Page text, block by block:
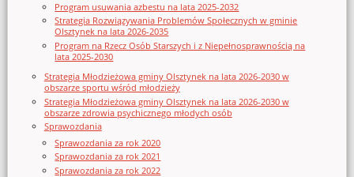
Program usuwania azbestu na lata 2025-2032
Strategia Rozwiązywania Problemów Społecznych w gminie
Olsztynek na lata 2026-2035
Program na Rzecz Osób Starszych i z Niepełnosprawnością na
lata 2025-2030
Strategia Młodzieżowa gminy Olsztynek na lata 2026-2030 w
obszarze sportu wśród młodzieży
Strategia Młodzieżowa gminy Olsztynek na lata 2026-2030 w
obszarze zdrowia psychicznego młodych osób
Sprawozdania
Sprawozdania za rok 2020
Sprawozdania za rok 2021
Sprawozdania za rok 2022